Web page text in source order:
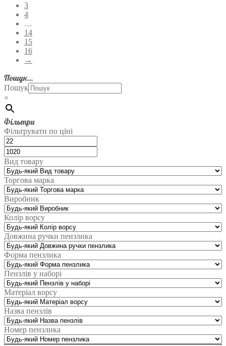
3
4
…
14
15
16
→
Пошук…
Пошук
×
Фільтри
Фільтрувати по ціні
Вид товару
Торгова марка
Виробник
Колір ворсу
Довжина ручки пензлика
Форма пензлика
Пензлів у наборі
Матеріал ворсу
Назва пензлів
Номер пензлика